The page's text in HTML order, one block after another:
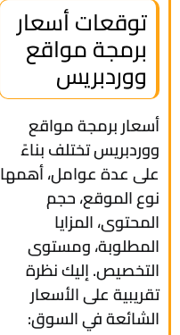
توقعات أسعار
برمجة مواقع
ووردبريس
أسعار برمجة مواقع
ووردبريس تختلف بناءً
على عدة عوامل، أهمها
نوع الموقع، حجم
المحتوى، المزايا
المطلوبة، ومستوى
التخصيص. إليك نظرة
تقريبية على الأسعار
الشائعة في السوق: